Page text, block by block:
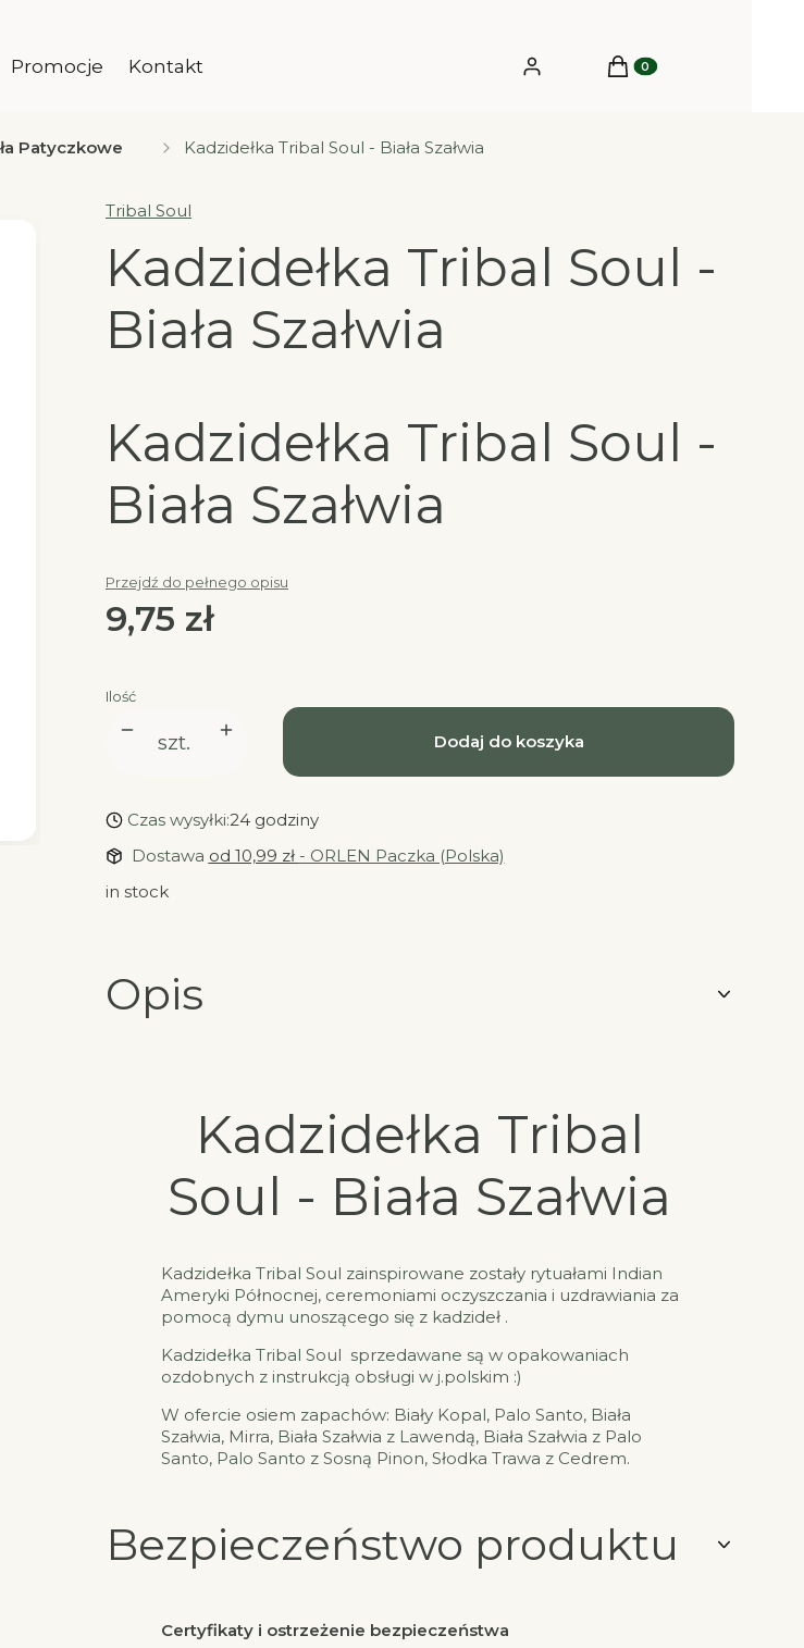
Promocje Kontakt Zaloguj się Produkty w koszyku: 0.
Koszyk
Patyczkowe Kadzidełka Tribal Soul - Biała Szałwia
Tribal Soul
Kadzidełka Tribal Soul -
Biała Szałwia
Kadzidełka Tribal Soul -
Biała Szałwia
Przejdź do pełnego opisu
Cena
9,75 zł
Ilość
szt. Dodaj do koszyka
Czas wysyłki:24 godziny
Dostawa od 10,99 zł - ORLEN Paczka (Polska)
in stock
Opis
Kadzidełka Tribal
Soul - Biała Szałwia
Kadzidełka Tribal Soul zainspirowane zostały rytuałami Indian
Ameryki Północnej, ceremoniami oczyszczania i uzdrawiania za
pomocą dymu unoszącego się z kadzideł .
Kadzidełka Tribal Soul sprzedawane są w opakowaniach
ozdobnych z instrukcją obsługi w j.polskim :)
W ofercie osiem zapachów: Biały Kopal, Palo Santo, Biała
Szałwia, Mirra, Biała Szałwia z Lawendą, Biała Szałwia z Palo
Santo, Palo Santo z Sosną Pinon, Słodka Trawa z Cedrem.
Bezpieczeństwo produktu
Certyfikaty i ostrzeżenie bezpieczeństwa